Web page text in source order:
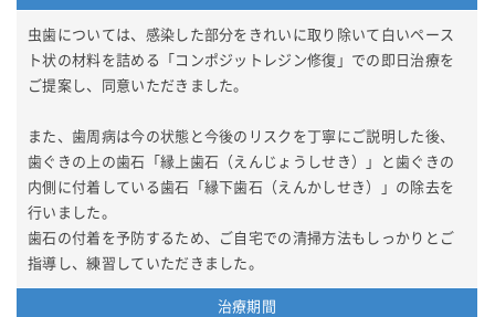
虫歯については、感染した部分をきれいに取り除いて白いペース
ト状の材料を詰める「コンポジットレジン修復」での即日治療を
ご提案し、同意いただきました。
また、歯周病は今の状態と今後のリスクを丁寧にご説明した後、
歯ぐきの上の歯石「縁上歯石（えんじょうしせき）」と歯ぐきの
内側に付着している歯石「縁下歯石（えんかしせき）」の除去を
行いました。
歯石の付着を予防するため、ご自宅での清掃方法もしっかりとご
指導し、練習していただきました。
治療期間